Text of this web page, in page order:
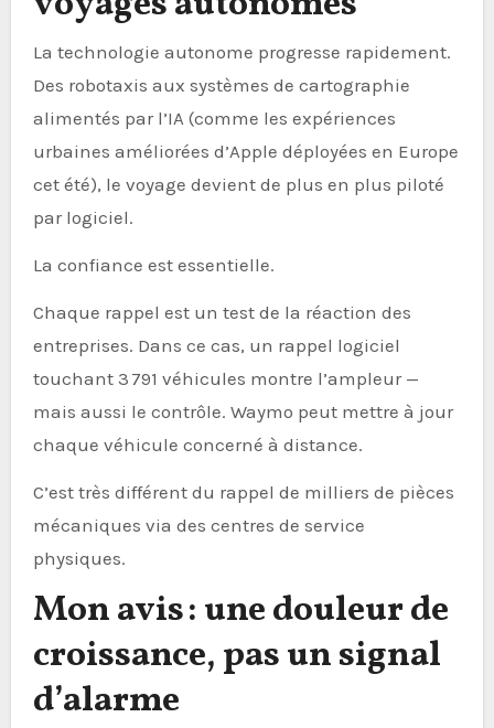
La technologie autonome progresse rapidement.
Des robotaxis aux systèmes de cartographie
alimentés par l’IA (comme les expériences
urbaines améliorées d’Apple déployées en Europe
cet été), le voyage devient de plus en plus piloté
par logiciel.
La confiance est essentielle.
Chaque rappel est un test de la réaction des
entreprises. Dans ce cas, un rappel logiciel
touchant 3 791 véhicules montre l’ampleur —
mais aussi le contrôle. Waymo peut mettre à jour
chaque véhicule concerné à distance.
C’est très différent du rappel de milliers de pièces
mécaniques via des centres de service
physiques.
Mon avis : une douleur de
croissance, pas un signal
d’alarme